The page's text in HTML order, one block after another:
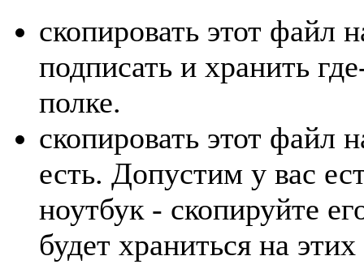
скопировать этот
подписать и хранить
полке.
скопировать этот файл
есть. Допустим у вас
ноутбук - скопируйте
будет храниться на